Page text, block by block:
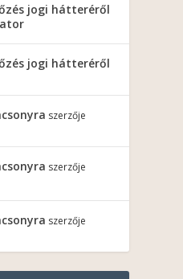
jogi hátteréről
jogi hátteréről
szerzője
szerzője
szerzője